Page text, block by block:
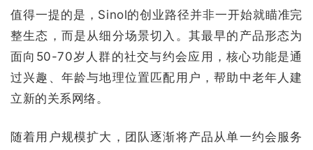
值得一提的是，Sinol的创业路径并非一开始就瞄准完
整生态，而是从细分场景切入。其最早的产品形态为
面向50-70岁人群的社交与约会应用，核心功能是通
过兴趣、年龄与地理位置匹配用户，帮助中老年人建
立新的关系网络。
随着用户规模扩大，团队逐渐将产品从单一约会服务